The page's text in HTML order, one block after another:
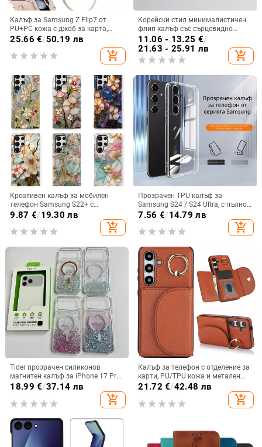
Калъф за Samsung Z Flip7 от
PU+PC кожа с джоб за карта,
пръстен за държане, еластичен
държач за карти и кръстосана
презрамка
25.66 €/50.19 лв
add_shopping_cart
Корейски стил минималистичен
флип-калъф със сърцевидно
огледало за Samsung Galaxy Z
Flip 3/4/5
11.06 - 13.25 €/
21.63 - 25.91 лв
add_shopping_cart
Креативен калъф за мобилен
телефон Samsung S22+ с
остъклено цвете, защита от
падане, Ultra Film Case за Apple
13
9.87 €/19.30 лв
add_shopping_cart
Прозрачен TPU калъф за
Samsung S24 / S24 Ultra, с пълно
покритие и защита на камерата
7.56 €/14.79 лв
add_shopping_cart
Tider прозрачен силиконов
магнитен калъф за iPhone 17 Pro
Max, защита срещу падане,
18.99 €/37.14 лв
add_shopping_cart
Калъф за телефон с отделение за
карти, PU/TPU кожа и метален
пръстен; ръчна изработка,
против изпускане, за Samsung
21.72 €/42.48 лв
add_shopping_cart